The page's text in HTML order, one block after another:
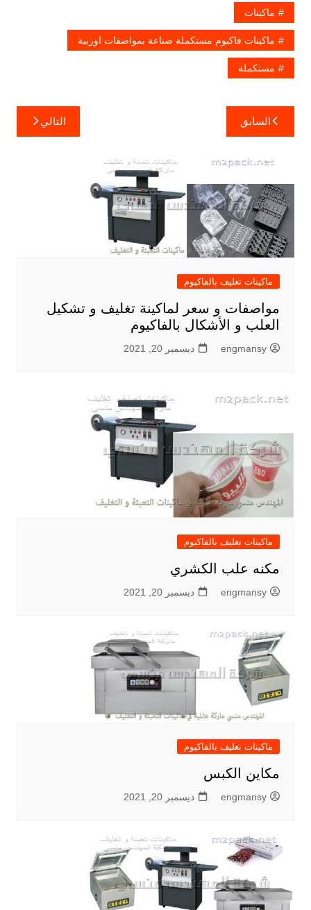
ماكينات
ماكينات فاكيوم مستكملة صناعة بمواصفات اوربية
مستكملة
تصفّح
المقالات
السابق التالي
ماكينات تغليف بالفاكيوم
مواصفات و سعر لماكينة تغليف و تشكيل
العلب و الأشكال بالفاكيوم
engmansy ديسمبر 20, 2021
ماكينات تغليف بالفاكيوم
مكنه علب الكشري
engmansy ديسمبر 20, 2021
ماكينات تغليف بالفاكيوم
مكاين الكبس
engmansy ديسمبر 20, 2021